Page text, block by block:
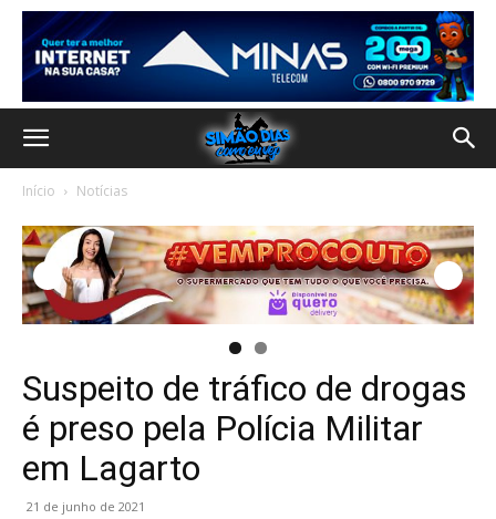
Início Notícias
Suspeito de tráfico de drogas
é preso pela Polícia Militar
em Lagarto
21 de junho de 2021